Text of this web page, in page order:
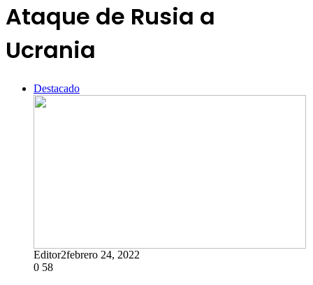
Ataque de Rusia a
Ucrania
Destacado
Editor2febrero 24, 2022
0 58